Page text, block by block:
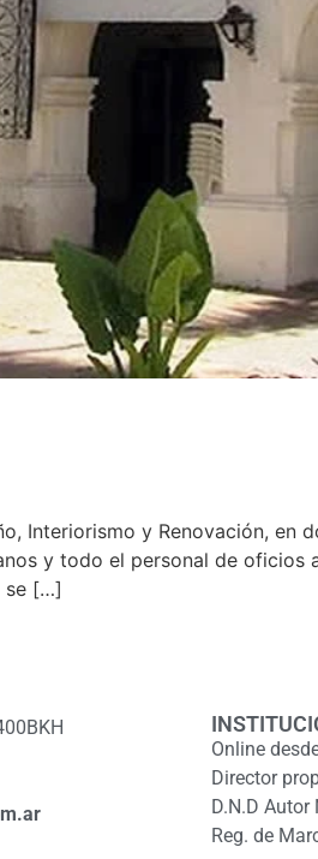
Interiorismo y Renovación, en
y todo el personal de oficios
se […]
Online
Director
D.N.D
Reg. de